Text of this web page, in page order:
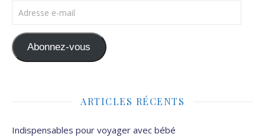
Adresse e-mail
Abonnez-vous
ARTICLES RÉCENTS
Indispensables pour voyager avec bébé